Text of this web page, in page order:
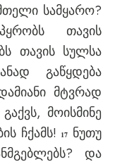
სამყარო?
თავის
თავის სულსა
გაწყდება
მტვრად
მოისმინე
ჩქამს! 17 ნუთუ
და